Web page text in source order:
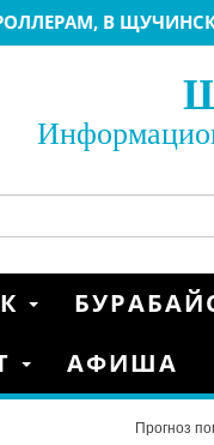
В
2022
ГРУППОВОГО
Г.ЩУЧИНСК
АФИША
Прогноз